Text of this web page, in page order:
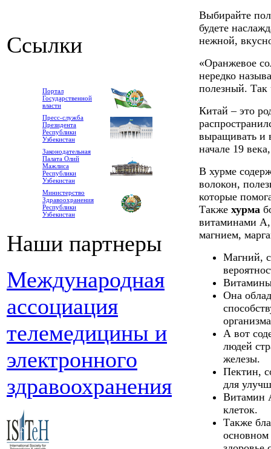
Ссылки
Портал
Государственной
власти
Пресс-служба
Президента
Республики
Узбекистан
Законодательная
Палата Олий
Мажлиса
Республики
Узбекистан
Министерство
Здравоохранения
Республики
Узбекистан
Наши партнеры
Международная
ассоциация
телемедицины и
электронного
здравоохранения
Выбирайте
будете
нежной,
«Оранжевое
нередко
полезный.
Китай – это
выращивать и
начале 19
В хурме
волокон,
которые
Также хурма
витаминами
магнием,
Магний,
Она
А вот
людей
железы.
Пектин,
для
Витамин
клеток.
Также